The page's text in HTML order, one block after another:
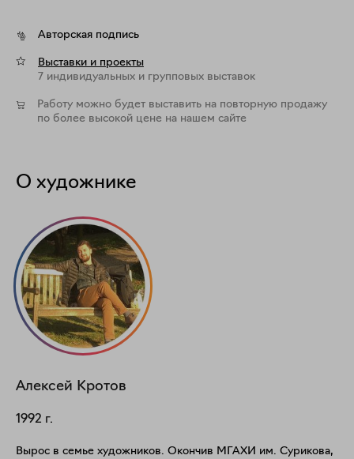
Авторская подпись
Выставки и проекты
7 индивидуальных и групповых выставок
Работу можно будет выставить на повторную продажу
по более высокой цене на нашем сайте
О художнике
Алексей Кротов
1992 г.
Вырос в семье художников. Окончив МГАХИ им. Сурикова,